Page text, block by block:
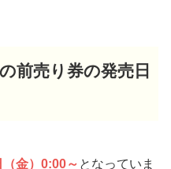
前売り券の発売日
金）0:00～ となっていま